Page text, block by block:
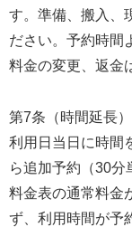
す。準備、搬入、
ださい。予約時間
料金の変更、返金
第7条（時間延長）
利用日当日に時間
ら追加予約（30分
料金表の通常料金
ず、利用時間が予